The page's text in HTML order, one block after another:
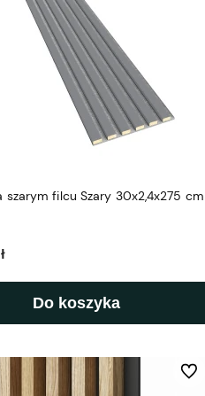
szarym filcu Szary 30x2,4x275 cm
Do koszyka
Do